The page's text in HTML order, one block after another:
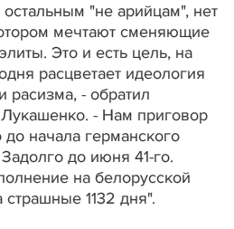
"не арийцам", нет
мечтают сменяющие
Это и есть цель, на
расцветает идеология
расизма, - обратил
- Нам приговор
начала германского
до июня 41-го.
на белорусской
1132 дня".